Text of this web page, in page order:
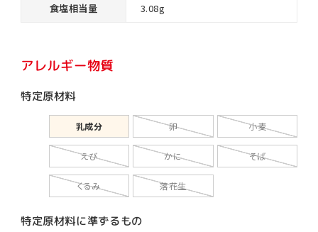
食塩相当量 3.08g
アレルギー物質
特定原材料
乳成分 卵 小麦
えび かに そば
くるみ 落花生
特定原材料に準ずるもの